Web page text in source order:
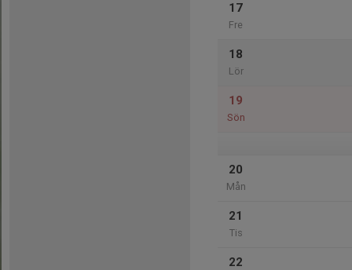
17
Fre
18
Lör
19
Sön
20
Mån
21
Tis
22